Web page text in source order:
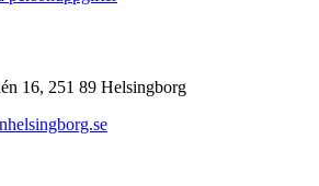
16, 251 89 Helsingborg